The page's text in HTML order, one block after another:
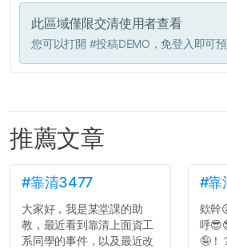
此區域僅限交清使用者查看
您可以打開 #投稿DEMO ，免登入即可
推薦文章
#靠清3477
大家好，我是某堂課的助
教，最近看到靠清上面資工
系同學的事件，以及最近改
#靠
欸幹
呼
🤪！